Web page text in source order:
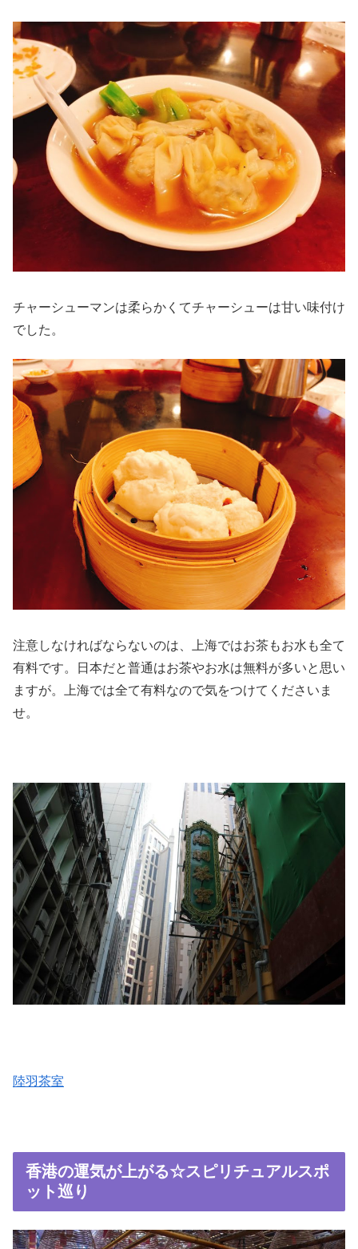
チャーシューマンは柔らかくてチャーシューは甘い味付け
でした。
注意しなければならないのは、上海ではお茶もお水も全て
有料です。日本だと普通はお茶やお水は無料が多いと思い
ますが。上海では全て有料なので気をつけてくださいま
せ。
陸羽茶室
香港の運気が上がる☆スピリチュアルスポ
ット巡り